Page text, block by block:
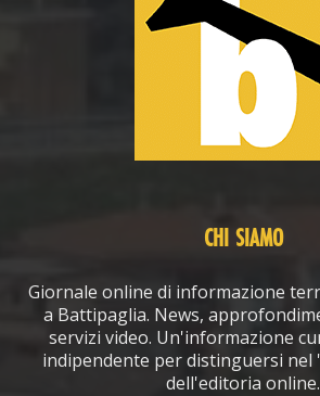
CHI SIAMO
Giornale online di informazione
a Battipaglia. News,
servizi video. Un'informazione
indipendente per distinguersi nel
dell'editoria online.